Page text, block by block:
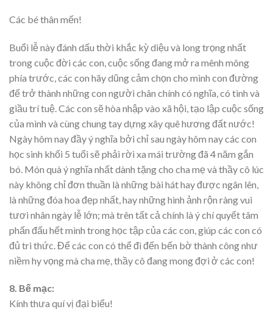
Các bé thân mến!
Buổi lễ này đánh dấu thời khắc kỳ diệu và long trọng nhất
trong cuộc đời các con, cuộc sống đang mở ra mênh mông
phía trước, các con hãy dũng cảm chọn cho mình con đường
để trở thành những con người chân chính có nghĩa, có tình và
giầu trí tuệ. Các con sẽ hòa nhập vào xã hội, tạo lập cuộc sống
của mình và cùng chung tay dựng xây quê hương đất nước!
Ngày hôm nay đầy ý nghĩa bởi chỉ sau ngày hôm nay các con
học sinh khối 5 tuổi sẽ phải rời xa mái trường đã 4 năm gắn
bó. Món quà ý nghĩa nhất dành tặng cho cha mẹ và thầy cô lúc
này không chỉ đơn thuần là những bài hát hay được ngân lên,
là những đóa hoa đẹp nhất, hay những hình ảnh rộn ràng vui
tươi nhân ngày lễ lớn; mà trên tất cả chính là ý chí quyết tâm
phấn đấu hết mình trong học tập của các con, giúp các con có
đủ tri thức. Để các con có thể đi đến bến bờ thành công như
niềm hy vọng mà cha mẹ, thầy cô đang mong đợi ở các con!
8. Bế mạc:
Kính thưa quí vị đại biểu!